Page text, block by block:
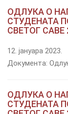
ОДЛУКА О
СТУДЕНАТА
СВЕТОГ САВЕ
12. јануара 2023.
Документа:
ОДЛУКА О
СТУДЕНАТА